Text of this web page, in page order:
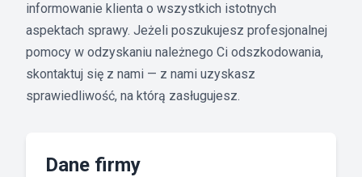
informowanie klienta o wszystkich istotnych
aspektach sprawy. Jeżeli poszukujesz profesjonalnej
pomocy w odzyskaniu należnego Ci odszkodowania,
skontaktuj się z nami — z nami uzyskasz
sprawiedliwość, na którą zasługujesz.
Dane firmy